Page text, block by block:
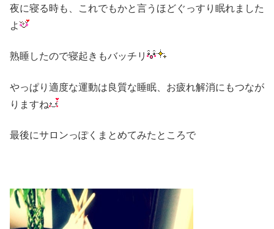
夜に寝る時も、これでもかと言うほどぐっすり眠れました
よ
熟睡したので寝起きもバッチリ
やっぱり適度な運動は良質な睡眠、お疲れ解消にもつなが
りますね
最後にサロンっぽくまとめてみたところで